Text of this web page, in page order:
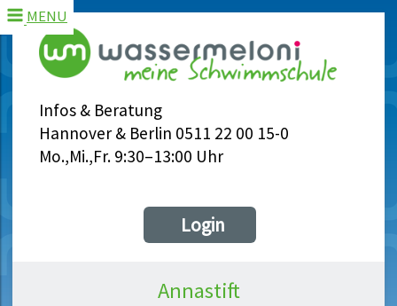
Infos & Beratung
Hannover & Berlin 0511 22 00 15-0
Mo.,Mi.,Fr. 9:30–13:00 Uhr
MENU
Login
Annastift